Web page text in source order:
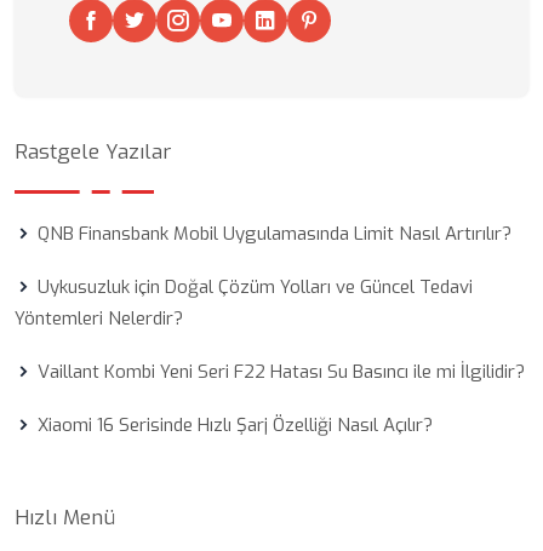
Rastgele Yazılar
QNB Finansbank Mobil Uygulamasında Limit Nasıl Artırılır?
Uykusuzluk için Doğal Çözüm Yolları ve Güncel Tedavi
Yöntemleri Nelerdir?
Vaillant Kombi Yeni Seri F22 Hatası Su Basıncı ile mi İlgilidir?
Xiaomi 16 Serisinde Hızlı Şarj Özelliği Nasıl Açılır?
Hızlı Menü